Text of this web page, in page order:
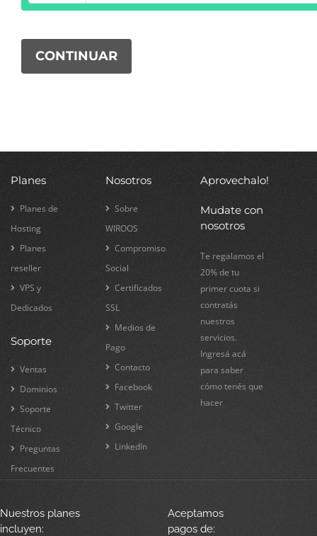
Planes
Planes de
Hosting
Planes
reseller
VPS y
Dedicados
Soporte
Ventas
Dominios
Soporte
Técnico
Preguntas
Frecuentes
Nosotros
Sobre
WIROOS
Compromiso
Social
Certificados
SSL
Medios de
Pago
Contacto
Facebook
Twitter
Google
LinkedIn
Aprovechalo!
Mudate con
nosotros
Te regalamos el
20% de tu
primer cuota si
contratás
nuestros
servicios.
Ingresá acá
para saber
cómo tenés que
hacer
Nuestros planes
incluyen:
Aceptamos
pagos de: